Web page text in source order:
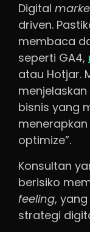
Digital
driven.
membaca
seperti GA4,
atau Hotjar.
bisnis yang
optimize”.
Konsultan
berisiko
feeling,
strategi